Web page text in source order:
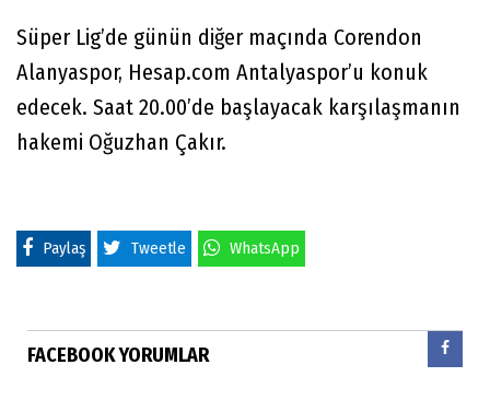
Süper Lig’de günün diğer maçında Corendon
Alanyaspor, Hesap.com Antalyaspor’u konuk
edecek. Saat 20.00’de başlayacak karşılaşmanın
hakemi Oğuzhan Çakır.
Paylaş Tweetle WhatsApp
FACEBOOK YORUMLAR